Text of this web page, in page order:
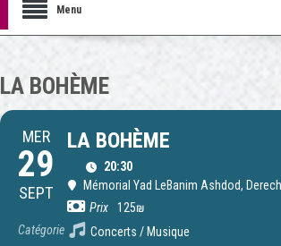
Menu
LA BOHÈME
MER
29
SEPT
LA BOHÈME
20:30
Mémorial Yad LeBanim Ashdod,
Prix
125₪
Catégorie
Concerts / Musique